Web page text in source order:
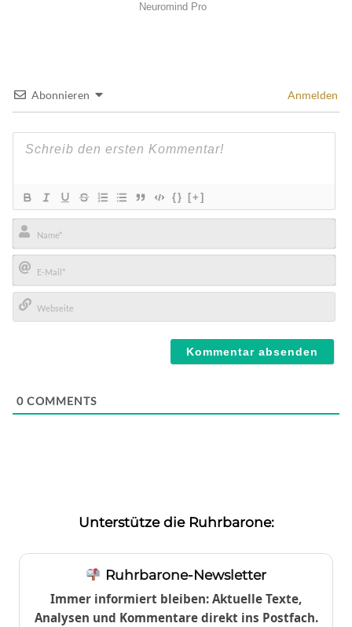
Abonnieren Anmelden
{} [+]
Name*
E-
Mail*
0 COMMENTS
Unterstütze die Ruhrbarone:
Ruhrbarone-Newsletter
Immer informiert bleiben: Aktuelle Texte,
Analysen und Kommentare direkt ins Postfach.